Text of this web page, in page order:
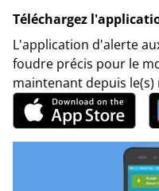
Téléchargez
L'application d'alerte
foudre précis pour le
maintenant depuis le(s)